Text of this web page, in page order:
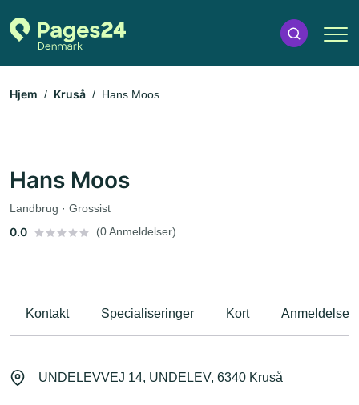
Hjem Kruså Hans Moos
Hans Moos
Landbrug · Grossist
0.0 (0 Anmeldelser)
Kontakt Specialiseringer Kort Anmeldelser
UNDELEVVEJ 14, UNDELEV, 6340 Kruså